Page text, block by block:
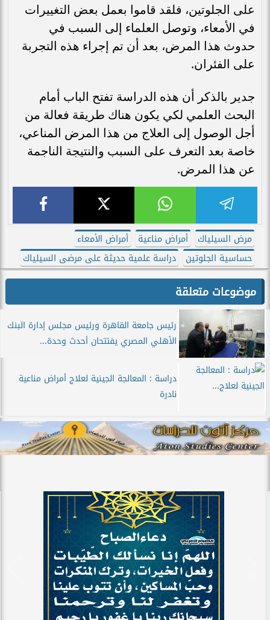
على الجلوتين، فلقد قاموا بعمل بعض التغييرات
في الأمعاء، وتوصل العلماء إلى السبب في
حدوث هذا المرض، بعد أن تم إجراء هذه التجربة
على الفئران.
جدير بالذكر أن هذه الدراسة تفتح الباب أمام
البحث العلمي لكي يكون هناك طريقة فعالة من
أجل الوصول إلى العلاج من هذا المرض المناعي،
خاصة بعد التعرف على السبب والنتيجة الناجمة
عن هذا المرض.
مرض السيلياك أمراض مناعية
أمراض الأمعاء
حساسية الجلوتين
دراسة علمية حديثة على مرضى السيلياك
موضوعات متعلقة
رئيس جامعة القاهرة ورئيس مجلس إدارة البنك
الأهلي المصري يفتتحان أحدث وحدة...
دراسة : المعالجة الجينية لعلاج أمراض مناعية
نادرة